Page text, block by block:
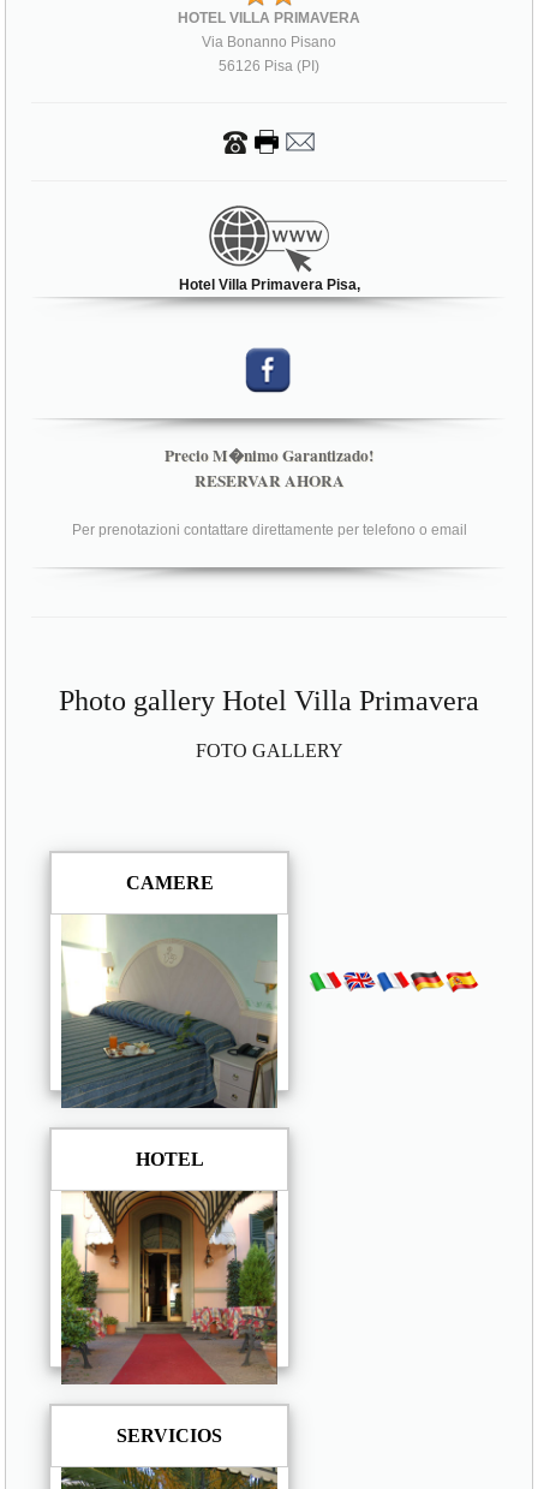
HOTEL VILLA PRIMAVERA
Via Bonanno Pisano
56126 Pisa (PI)
Hotel Villa Primavera Pisa,
Precio M�nimo Garantizado!
RESERVAR AHORA
Per prenotazioni contattare direttamente per telefono o email
Photo gallery Hotel Villa Primavera
FOTO GALLERY
CAMERE
HOTEL
SERVICIOS